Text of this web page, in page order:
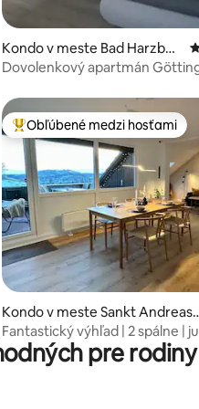
Kondo v meste Bad Harzbur
g
Dovolenkový apartmán
4,85 z 5, počet
Najobľúbenejšie medzi hosťami
Obľúbené medzi hosťami
Kondo v meste Sankt
rg
Fantastický výhľad | 2 spálne |
terasa
pre rodiny